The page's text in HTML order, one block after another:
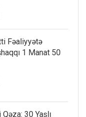
Fəaliyyətə
1 Manat 50
30 Yaşlı